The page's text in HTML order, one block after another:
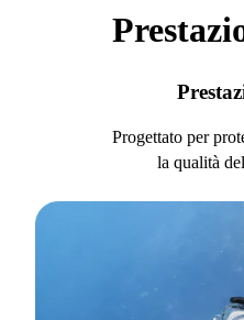
Progettato per
la qualità